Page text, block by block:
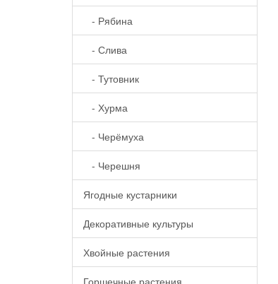
- Рябина
- Слива
- Тутовник
- Хурма
- Черёмуха
- Черешня
Ягодные кустарники
Декоративные культуры
Хвойные растения
Горшечные растения